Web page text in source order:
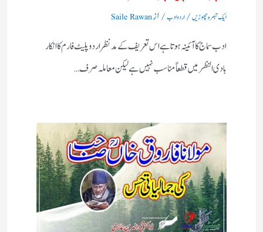
ایک تبصرہ چھوڑیں/اردو ادب/ ازSaile Rawan
ادب سماج کا آئینہ ہوتا ہے اس تعریف کے مدنظر اردو پلیٹ فارم کا انکار
بادی النظر میں قطعاً مناسب نہیں ہے لیکن معاملہ صرف…